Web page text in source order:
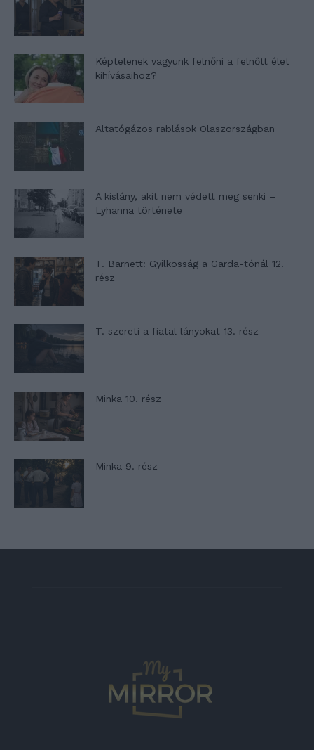
Képtelenek vagyunk felnőni a felnőtt élet
kihívásaihoz?
Altatógázos rablások Olaszországban
A kislány, akit nem védett meg senki –
Lyhanna története
T. Barnett: Gyilkosság a Garda-tónál 12.
rész
T. szereti a fiatal lányokat 13. rész
Minka 10. rész
Minka 9. rész